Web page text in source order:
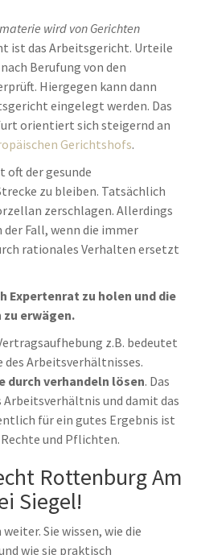
wird von Gerichten
ist das Arbeitsgericht. Urteile
Berufung von den
Hiergegen kann dann
eingelegt werden. Das
orientiert sich steigernd an
Gerichtshofs.
oft der gesunde
zu bleiben. Tatsächlich
zerschlagen. Allerdings
der Fall, wenn die immer
rationales Verhalten ersetzt
Expertenrat zu holen und die
erwägen.
z.B. bedeutet
des Arbeitsverhältnisses.
durch verhandeln lösen. Das
Arbeitsverhältnis und damit das
für ein gutes Ergebnis ist
und Pflichten.
Rottenburg Am
Siegel!
Sie wissen, wie die
wie sie praktisch